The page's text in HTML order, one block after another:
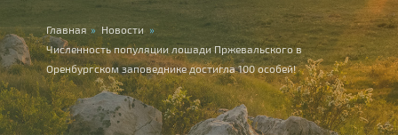
You are here
Главная » Новости »
Численность популяции лошади Пржевальского в
Оренбургском заповеднике достигла 100 особей!